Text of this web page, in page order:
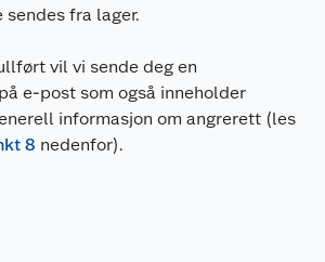
fra lager.
vil vi sende deg en
e-post som også inneholder
informasjon om angrerett (les
8 nedenfor).